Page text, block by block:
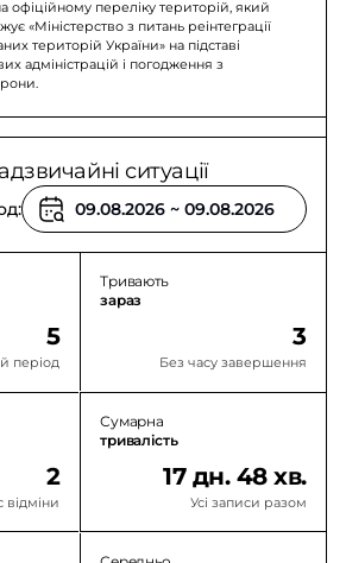
офіційному переліку територій, який
«Міністерство з питань реінтеграції
територій України» на підставі
адміністрацій і погодження з
ситуації
5
період
Тривають
зараз
3
Без часу завершення
2
відміни
Сумарна
тривалість
17 дн. 48 хв.
Усі записи разом